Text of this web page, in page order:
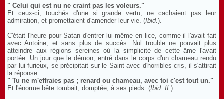
" Celui qui est nu ne craint pas les voleurs."
Et ceux-ci, touchés d'une si grande vertu, ne cachaient pas leur
admiration, et promettaient d'amender leur vie. (Ibid.).
C'était l'heure pour Satan d'entrer lui-même en lice, comme il l'avait fait
avec Antoine, et sans plus de succès. Nul trouble ne pouvait plus
atteindre aux régions sereines où la simplicité de cette âme l'avait
portée. Un jour que le démon, entré dans le corps d'un chameau rendu
par lui furieux, se précipitait sur le Saint avec d'horribles cris, il s'attirait
la réponse :
" Tu ne m'effraies pas ; renard ou chameau, avec toi c'est tout un."
Et l'énorme bête tombait, domptée, à ses pieds. (Ibid. II.).